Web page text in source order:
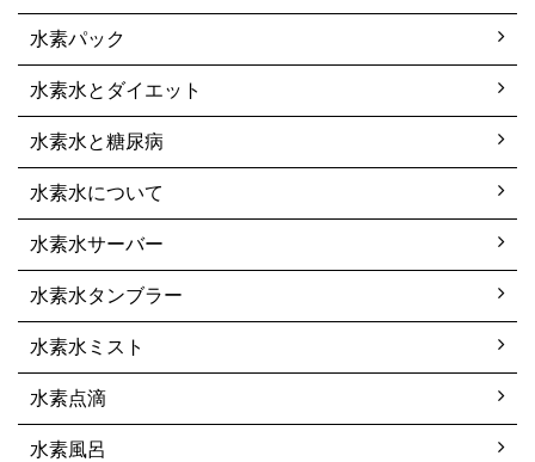
水素パック
水素水とダイエット
水素水と糖尿病
水素水について
水素水サーバー
水素水タンブラー
水素水ミスト
水素点滴
水素風呂